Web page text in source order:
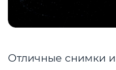
Отличные снимки